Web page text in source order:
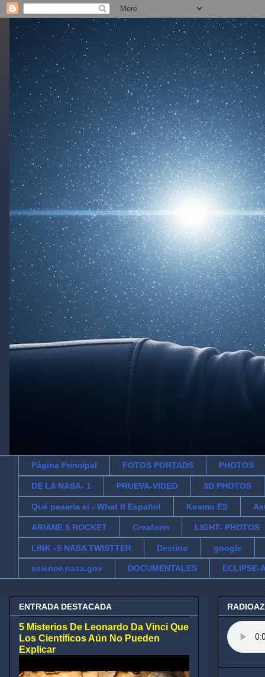
Página Principal FOTOS PORTADS PHOTOS
DE LA NASA- 1 PRUEVA-VIDEO 3D PHOTOS
Qué pasaría si - What If Español Kosmo ES
ARIANE 5 ROCKET Creaform LIGHT- PHOTOS
LINK -S NASA TWISTTER Destino google
science.nasa.gov DOCUMENTALES ECLIPSE-
ENTRADA DESTACADA
5 Misterios De Leonardo Da Vinci Que
Los Científicos Aún No Pueden
Explicar